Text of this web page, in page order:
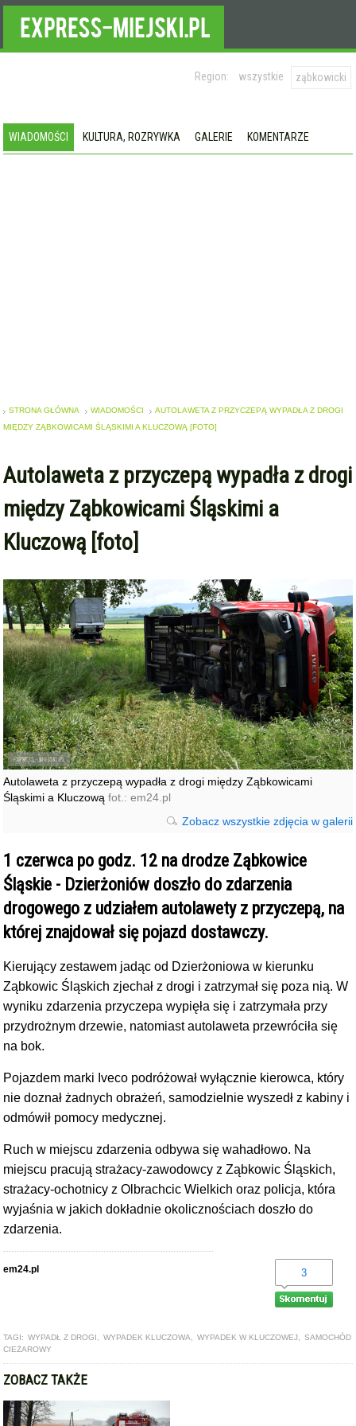
Region: wszystkie ząbkowicki
WIADOMOŚCI KULTURA, ROZRYWKA GALERIE KOMENTARZE
STRONA GŁÓWNA WIADOMOŚCI
AUTOLAWETA Z PRZYCZEPĄ WYPADŁA Z DROGI
MIĘDZY ZĄBKOWICAMI ŚLĄSKIMI A KLUCZOWĄ [FOTO]
Autolaweta z przyczepą wypadła z drogi
między Ząbkowicami Śląskimi a
Kluczową [foto]
Autolaweta z przyczepą wypadła z drogi między Ząbkowicami
Śląskimi a Kluczową fot.: em24.pl
Zobacz wszystkie zdjęcia w galerii
1 czerwca po godz. 12 na drodze Ząbkowice
Śląskie - Dzierżoniów doszło do zdarzenia
drogowego z udziałem autolawety z przyczepą, na
której znajdował się pojazd dostawczy.
Kierujący zestawem jadąc od Dzierżoniowa w kierunku
Ząbkowic Śląskich zjechał z drogi i zatrzymał się poza nią. W
wyniku zdarzenia przyczepa wypięła się i zatrzymała przy
przydrożnym drzewie, natomiast autolaweta przewróciła się
na bok.
Pojazdem marki Iveco podróżował wyłącznie kierowca, który
nie doznał żadnych obrażeń, samodzielnie wyszedł z kabiny i
odmówił pomocy medycznej.
Ruch w miejscu zdarzenia odbywa się wahadłowo. Na
miejscu pracują strażacy-zawodowcy z Ząbkowic Śląskich,
strażacy-ochotnicy z Olbrachcic Wielkich oraz policja, która
wyjaśnia w jakich dokładnie okolicznościach doszło do
zdarzenia.
em24.pl 3
TAGI: WYPADŁ Z DROGI WYPADEK KLUCZOWA WYPADEK W KLUCZOWEJ
SAMOCHÓD
CIEŻAROWY
ZOBACZ TAKŻE